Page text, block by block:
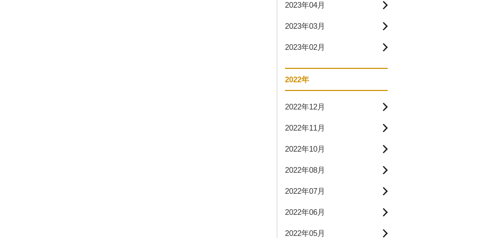
2023年04月
2023年03月
2023年02月
2022年
2022年12月
2022年11月
2022年10月
2022年08月
2022年07月
2022年06月
2022年05月